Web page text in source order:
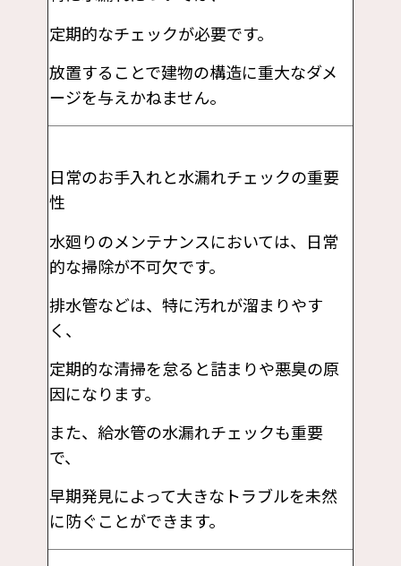
定期的なチェックが必要です。
放置することで建物の構造に重大なダメ
ージを与えかねません。
日常のお手入れと水漏れチェックの重要
性
水廻りのメンテナンスにおいては、日常
的な掃除が不可欠です。
排水管などは、特に汚れが溜まりやす
く、
定期的な清掃を怠ると詰まりや悪臭の原
因になります。
また、給水管の水漏れチェックも重要
で、
早期発見によって大きなトラブルを未然
に防ぐことができます。